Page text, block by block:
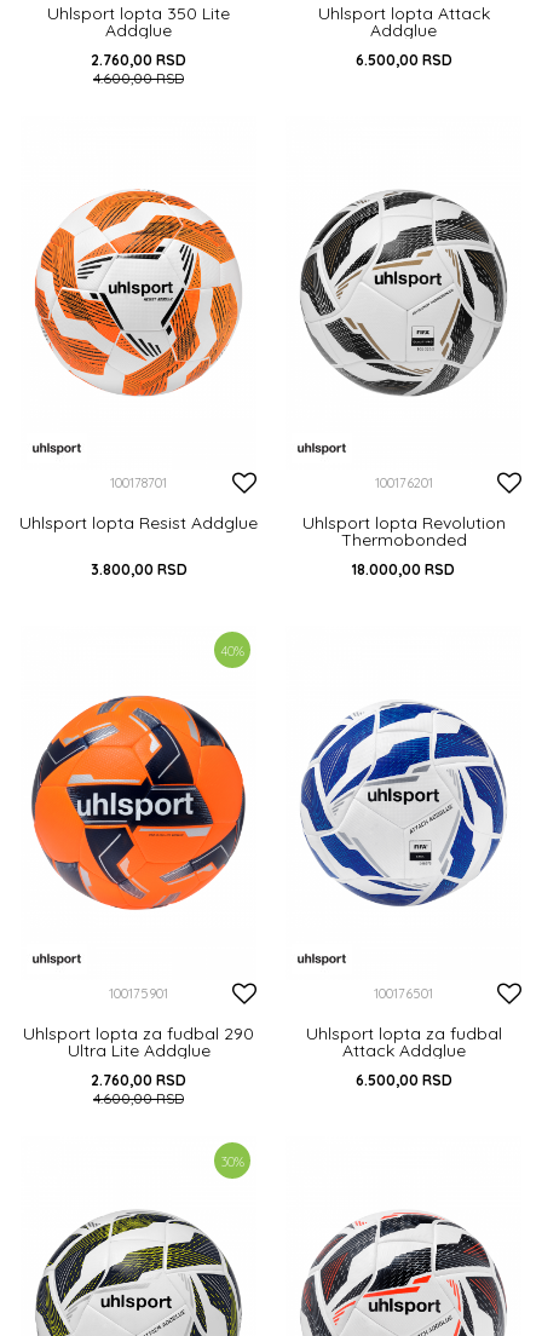
Uhlsport lopta 350 Lite
Addglue
2.760,00 RSD
4.600,00RSD
Uhlsport lopta Attack
Addglue
6.500,00 RSD
100178701
Uhlsport lopta Resist Addglue
3.800,00 RSD
100176201
Uhlsport lopta Revolution
Thermobonded
18.000,00 RSD
40%
100175901
Uhlsport lopta za fudbal 290
Ultra Lite Addglue
2.760,00 RSD
4.600,00RSD
DODAJ U KORPU
100176501
Uhlsport lopta za fudbal
Attack Addglue
6.500,00 RSD
30%